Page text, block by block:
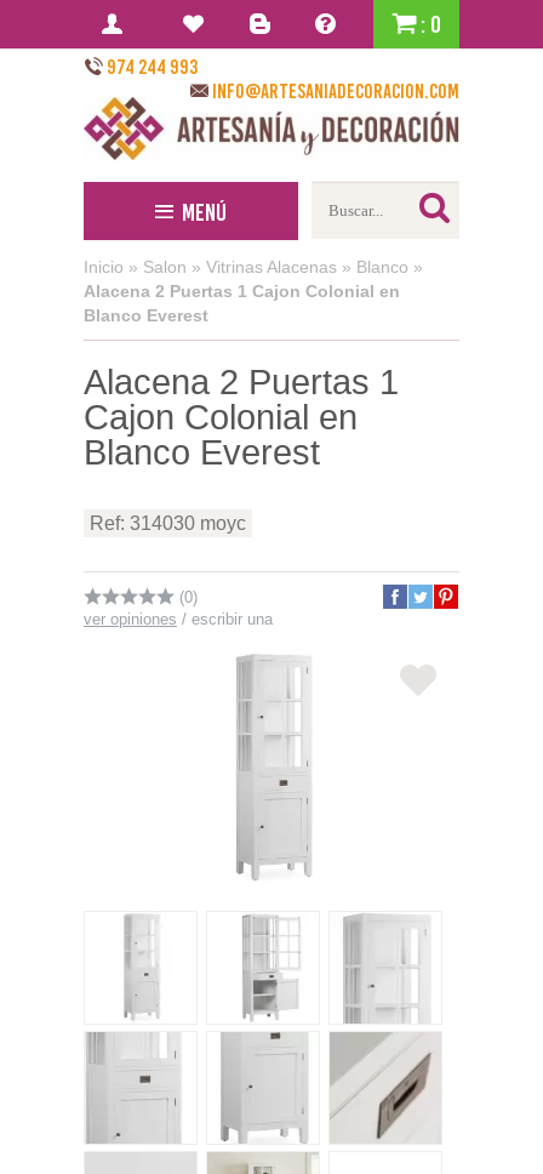
: 0
974 244 993
info@artesaniadecoracion.com
Menú
Inicio » Salon » Vitrinas Alacenas » Blanco »
Alacena 2 Puertas 1 Cajon Colonial en
Blanco Everest
Alacena 2 Puertas 1
Cajon Colonial en
Blanco Everest
Ref: 314030 moyc
(0)
ver opiniones / escribir una